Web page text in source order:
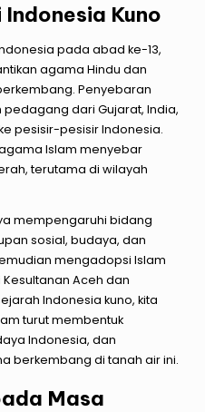
Kuno
pada abad ke-13,
agama Hindu dan
Penyebaran
dari Gujarat, India,
pesisir-pesisir Indonesia.
Islam menyebar
terutama di wilayah
mempengaruhi bidang
sosial, budaya, dan
mengadopsi Islam
Aceh dan
Indonesia kuno, kita
turut membentuk
Indonesia, dan
berkembang di tanah air ini.
Masa